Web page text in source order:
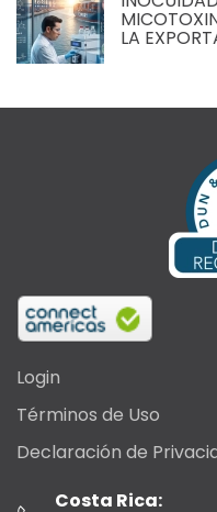
LA
Login
Términos de Uso
Declaración de
Costa Rica: